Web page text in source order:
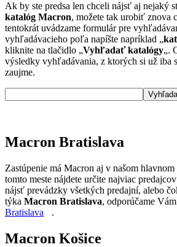
Ak by ste predsa len chceli nájsť aj nejaký
katalóg Macron, možete tak urobiť znova
tentokrát uvádzame formulár pre
vyhľadávacieho poľa napíšte napríklad „
kliknite na tlačidlo „Vyhľadať katalógy„.
výsledky vyhľadávania, z ktorých si už iba
zaujme.
Macron Bratislava
Zastúpenie má Macron aj v našom
tomto meste nájdete určite najviac
nájsť prevádzky všetkých predajní, alebo
týka Macron Bratislava, odporúčame
Bratislava
.
Macron Košice